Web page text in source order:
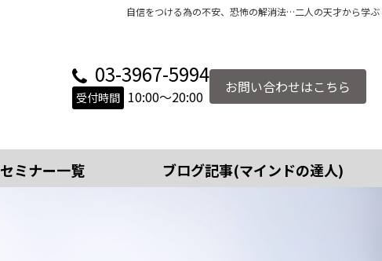
自信をつける為の不安、恐怖の解消法…二人の天才から学ぶ
03-3967-5994
受付時間 10:00～20:00
お問い合わせはこちら
セミナー一覧 ブログ記事(マインドの達人)